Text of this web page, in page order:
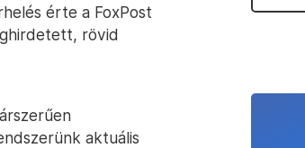
érte a FoxPost
rövid
aktuális